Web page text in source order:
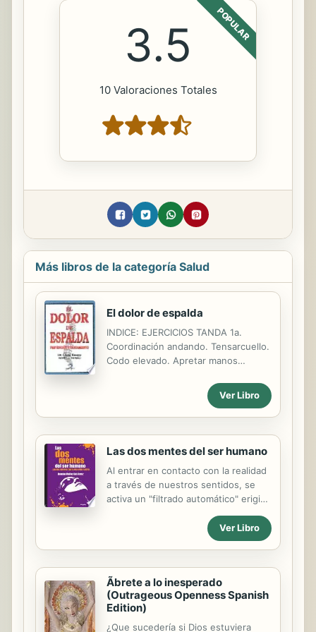
POPULAR
3.5
10 Valoraciones Totales
Más libros de la categoría Salud
El dolor de espalda
INDICE: EJERCICIOS TANDA 1a.
Coordinación andando. Tensarcuello.
Codo elevado. Apretar manos
EJERCICIOS TANDA 2a. Andando.
Mover brazos. Mano-cabeza. Codos
cruzados... EJERCICIOS TANDA 3a.
Elevar manos atrás. Manos
horizontales. EJERCICIOS TANDA 4a.
Andar elevando brazos. Flexiones
contra la pared. Rotar hombros.
Rotar brazos extendidos...
Ver Libro
Las dos mentes del ser humano
Al entrar en contacto con la realidad
a través de nuestros sentidos, se
activa un "filtrado automático" erigido
llevamos dentro. Como si se tratase
de unos "lentes", siempre vemos la
Ver Libro
Ãbrete a lo inesperado
(Outrageous Openness Spanish
Edition)
¿Que sucedería si Dios estuviera